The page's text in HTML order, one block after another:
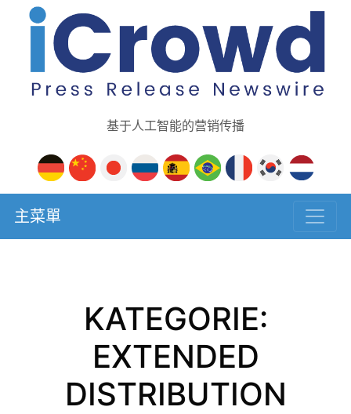
基于人工智能的营销传播
主菜單
KATEGORIE:
EXTENDED
DISTRIBUTION